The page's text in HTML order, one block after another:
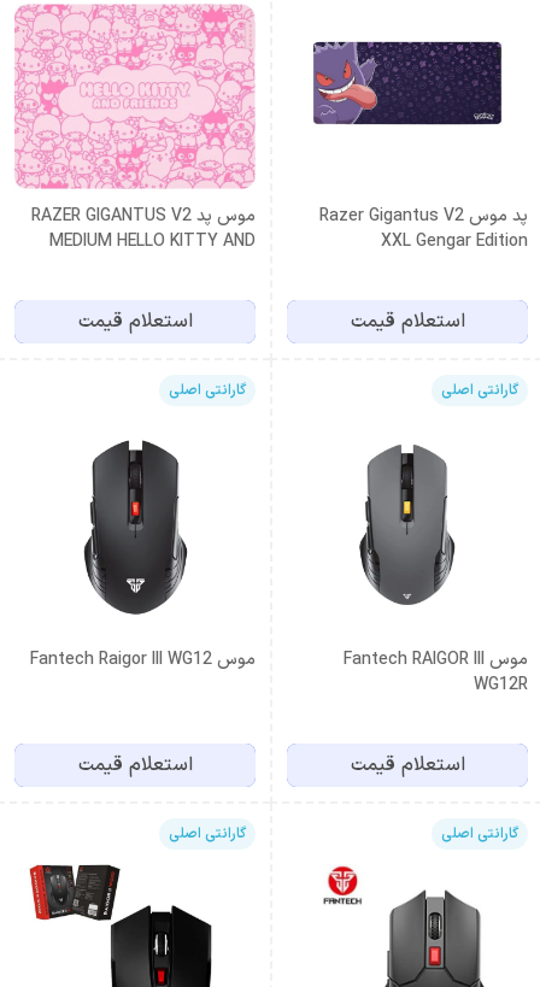
پد موس Razer Gigantus V2
XXL Gengar Edition
استعلام قیمت
موس پد RAZER GIGANTUS V2
MEDIUM HELLO KITTY AND
استعلام قیمت
گارانتی اصلی
موس Fantech RAIGOR III
WG12R
استعلام قیمت
گارانتی اصلی
موس Fantech Raigor III WG12
استعلام قیمت
گارانتی اصلی گارانتی اصلی